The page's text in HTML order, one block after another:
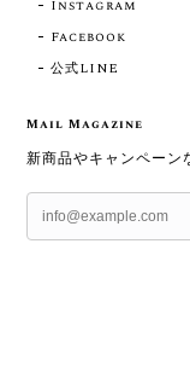
Instagram
Facebook
公式LINE
Mail Magazine
新商品やキャンペーン